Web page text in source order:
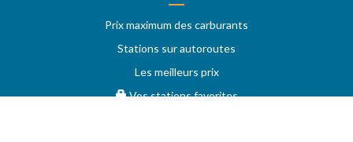
Prix maximum des carburants
Stations sur autoroutes
Les meilleurs prix
Vos stations favorites